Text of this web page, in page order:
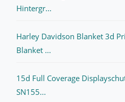
Hintergr...
Harley Davidson Blanket 3d
Blanket ...
15d Full Coverage
SN155...